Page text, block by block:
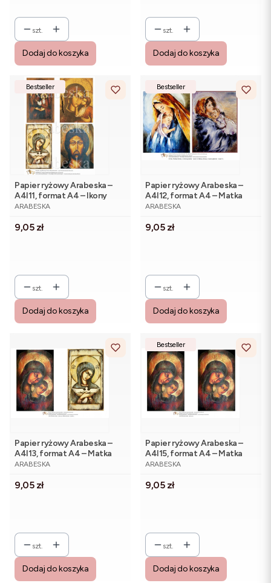
szt.
Dodaj do koszyka
szt.
Dodaj do koszyka
Bestseller
Papier ryżowy Arabeska –
A4I11, format A4 – Ikony
PRODUCENT
ARABESKA
Cena
9,05 zł
szt.
Dodaj do koszyka
Bestseller
Papier ryżowy Arabeska –
A4I12, format A4 – Matka
Boska z Dzieciątkiem – wzór
Dzieciątkiem – wzór 4
PRODUCENT
ARABESKA
Cena
9,05 zł
szt.
Dodaj do koszyka
Papier ryżowy Arabeska –
A4I13, format A4 – Matka
Boska z Jezusem. Matka
PRODUCENT
ARABESKA
Cena
9,05 zł
szt.
Dodaj do koszyka
Bestseller
Papier ryżowy Arabeska –
A4I15, format A4 – Matka
Boska z Jezusem –
PRODUCENT
ARABESKA
Cena
9,05 zł
szt.
Dodaj do koszyka